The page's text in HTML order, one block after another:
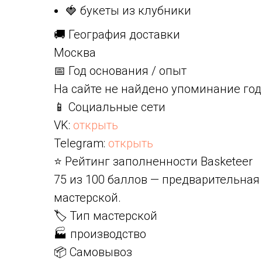
🍓 букеты из клубники
🚚 География доставки
Москва
📅 Год основания / опыт
На сайте не найдено упоминание
📱 Социальные сети
VK: открыть
Telegram: открыть
⭐ Рейтинг заполненности Basketeer
75 из 100 баллов —
мастерской.
🏷️ Тип мастерской
🏭 производство
📦 Самовывоз